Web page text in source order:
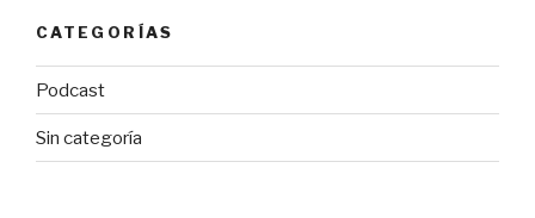
CATEGORÍAS
Podcast
Sin categoría